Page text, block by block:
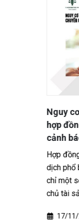
Nguy
hợp
cảnh
Hợp
dịch phổ
chỉ một
chủ tài
17/11/